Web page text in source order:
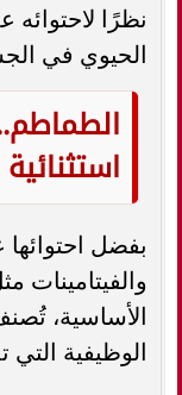
نظرًا لاحتوائه
الحيوي في
استثنائية
بفضل احتوائها
الأساسية،
الوظيفية